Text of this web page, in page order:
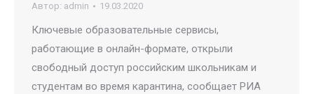
Автор: admin 19.03.2020
Ключевые образовательные сервисы,
работающие в онлайн-формате, открыли
свободный доступ российским школьникам и
студентам во время карантина, сообщает РИА